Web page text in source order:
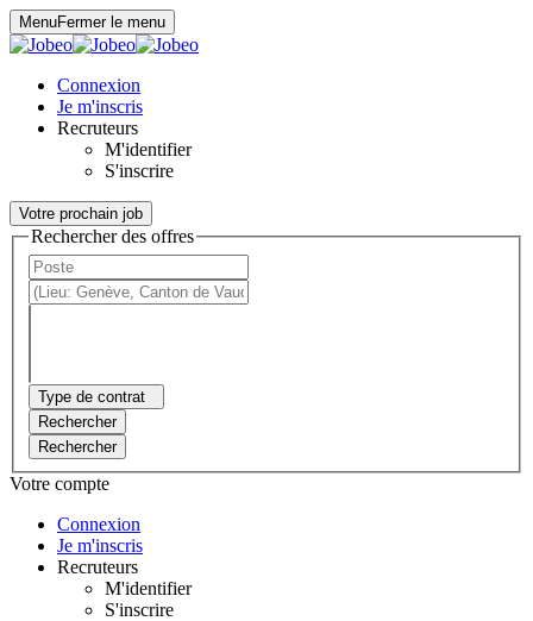
MenuFermer le menu
Connexion
Je m'inscris
Recruteurs
M'identifier
S'inscrire
Votre prochain job
Rechercher des offres
Type de contrat
Rechercher
Rechercher
Votre compte
Connexion
Je m'inscris
Recruteurs
M'identifier
S'inscrire
Panneau de gestion des cookies